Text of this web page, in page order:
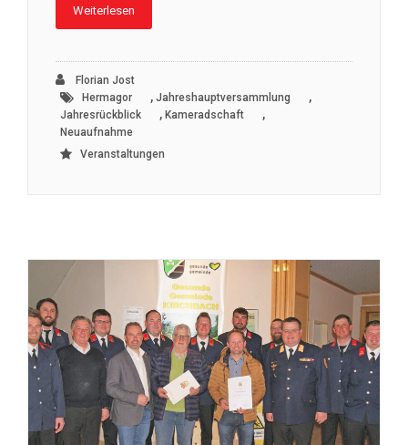
Weiterlesen
Florian Jost
Hermagor
, Jahreshauptversammlung ,
Jahresrückblick , Kameradschaft ,
Neuaufnahme
Veranstaltungen